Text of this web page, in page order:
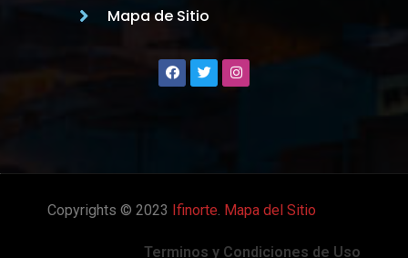
Mapa de Sitio
Copyrights © 2023 Ifinorte Mapa del Sitio
Terminos y Condiciones de Uso